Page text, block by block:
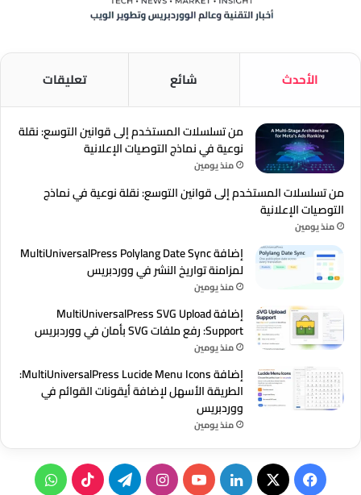
الأحدث شائع تعليقات
من تسلسلات المستخدم إلى قوانين التوسع: نقلة
نوعية في نماذج التوصيات الإعلانية
منذ يومين
من تسلسلات المستخدم إلى قوانين التوسع: نقلة نوعية في نماذج
التوصيات الإعلانية
منذ يومين
إضافة MultiUniversalPress Polylang Date Sync
لمزامنة تواريخ النشر في ووردبريس
منذ يومين
إضافة MultiUniversalPress SVG Upload
Support: رفع ملفات SVG بأمان في ووردبريس
منذ يومين
إضافة MultiUniversalPress Lucide Menu Icons:
الطريقة الأسهل لإضافة أيقونات القوائم في
ووردبريس
منذ يومين
فيسبوك
‫X لينكدإن‫YouTubeانستقرامتيلقرام‫TikTok